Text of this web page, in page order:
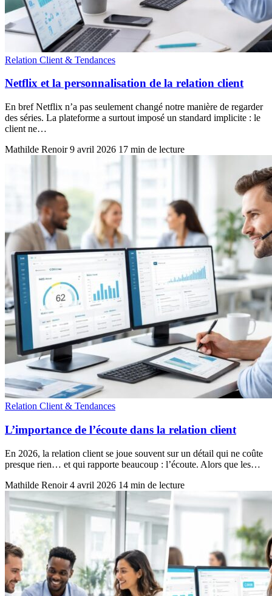
Relation Client & Tendances
Netflix et la personnalisation de la relation client
En bref Netflix n’a pas seulement changé notre manière de regarder
des séries. La plateforme a surtout imposé un standard implicite : le
client ne…
Mathilde Renoir 9 avril 2026 17 min de lecture
Relation Client & Tendances
L’importance de l’écoute dans la relation client
En 2026, la relation client se joue souvent sur un détail qui ne coûte
presque rien… et qui rapporte beaucoup : l’écoute. Alors que les…
Mathilde Renoir 4 avril 2026 14 min de lecture